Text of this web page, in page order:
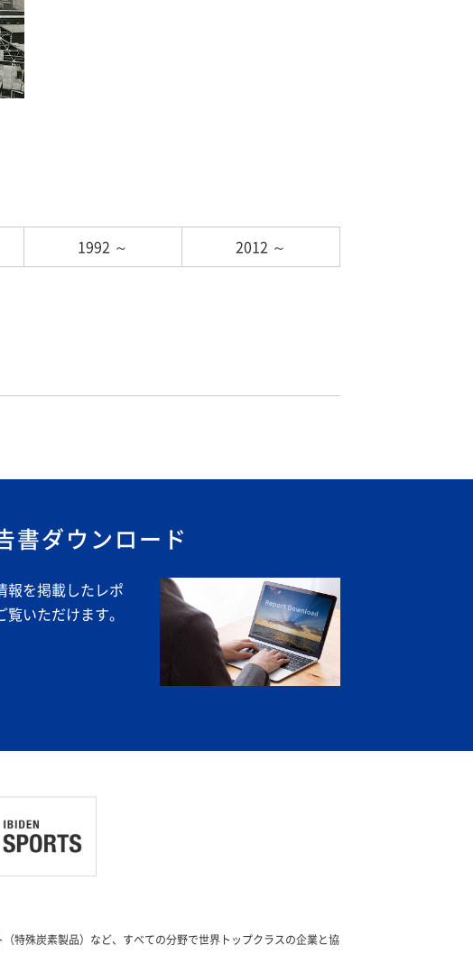
1992 ～ 2012 ～
書ダウンロード
報を掲載したレポ
いただけます。
特殊炭素製品）など、すべての分野で世界トップクラスの企業と協